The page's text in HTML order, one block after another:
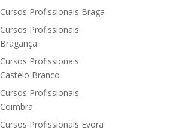
Cursos Profissionais Braga
Cursos Profissionais
Bragança
Cursos Profissionais
Castelo Branco
Cursos Profissionais
Coimbra
Cursos Profissionais Evora